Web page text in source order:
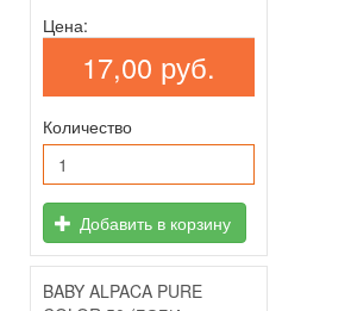
Цена:
17,00 руб.
Количество
Добавить в корзину
BABY ALPACA PURE